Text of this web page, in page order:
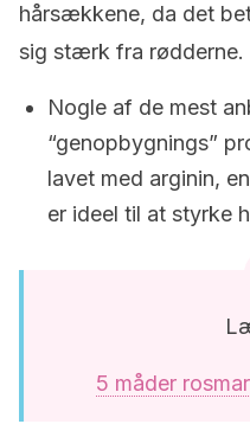
hårsækkene, da det
sig stærk fra rødderne.
Nogle af de mest
“genopbygnings”
lavet med arginin,
er ideel til at styrke
5 måder